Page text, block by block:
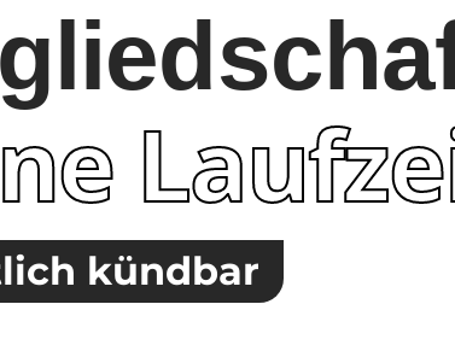
kündbar